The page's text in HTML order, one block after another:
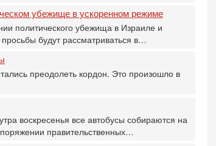
убежище в ускоренном ‎режиме
политического убежища в Израиле и
будут рассматриваться в…
преодолеть кордон. Это произошло в
воскресенья все автобусы собираются на
правительственных…